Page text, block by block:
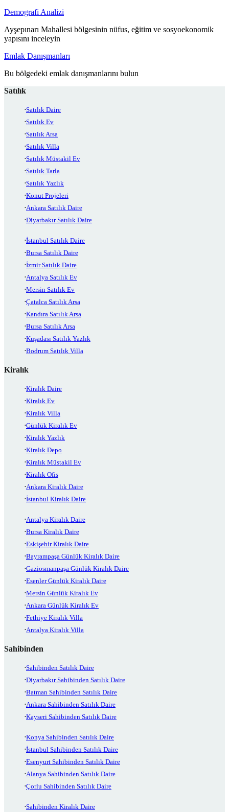
Demografi Analizi
Ayşepınarı Mahallesi bölgesinin nüfus, eğitim ve sosyoekonomik
yapısını inceleyin
Emlak Danışmanları
Bu bölgedeki emlak danışmanlarını bulun
Satılık
Satılık Daire
Satılık Ev
Satılık Arsa
Satılık Villa
Satılık Müstakil Ev
Satılık Tarla
Satılık Yazlık
Konut Projeleri
Ankara Satılık Daire
Diyarbakır Satılık Daire
İstanbul Satılık Daire
Bursa Satılık Daire
İzmir Satılık Daire
Antalya Satılık Ev
Mersin Satılık Ev
Çatalca Satılık Arsa
Kandıra Satılık Arsa
Bursa Satılık Arsa
Kuşadası Satılık Yazlık
Bodrum Satılık Villa
Kiralık
Kiralık Daire
Kiralık Ev
Kiralık Villa
Günlük Kiralık Ev
Kiralık Yazlık
Kiralık Depo
Kiralık Müstakil Ev
Kiralık Ofis
Ankara Kiralık Daire
İstanbul Kiralık Daire
Antalya Kiralık Daire
Bursa Kiralık Daire
Eskişehir Kiralık Daire
Bayrampaşa Günlük Kiralık Daire
Gaziosmanpaşa Günlük Kiralık Daire
Esenler Günlük Kiralık Daire
Mersin Günlük Kiralık Ev
Ankara Günlük Kiralık Ev
Fethiye Kiralık Villa
Antalya Kiralık Villa
Sahibinden
Sahibinden Satılık Daire
Diyarbakır Sahibinden Satılık Daire
Batman Sahibinden Satılık Daire
Ankara Sahibinden Satılık Daire
Kayseri Sahibinden Satılık Daire
Konya Sahibinden Satılık Daire
İstanbul Sahibinden Satılık Daire
Esenyurt Sahibinden Satılık Daire
Alanya Sahibinden Satılık Daire
Çorlu Sahibinden Satılık Daire
Sahibinden Kiralık Daire